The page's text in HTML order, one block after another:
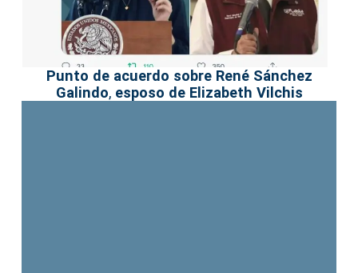
Punto de acuerdo sobre René Sánchez
Galindo,esposo de Elizabeth Vilchis